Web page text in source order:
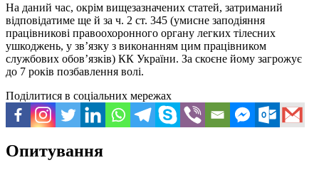
На даний час, окрім вищезазначених статей, затриманий
відповідатиме ще й за ч. 2 ст. 345 (умисне заподіяння
працівникові правоохоронного органу легких тілесних
ушкоджень, у зв’язку з виконанням цим працівником
службових обов’язків) КК України. За скоєне йому загрожує
до 7 років позбавлення волі.
Поділитися в соціальних мережах
Опитування